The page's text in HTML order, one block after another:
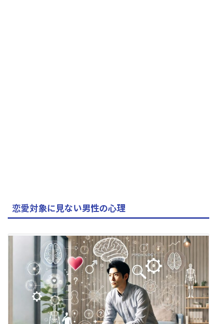
恋愛対象に見ない男性の心理